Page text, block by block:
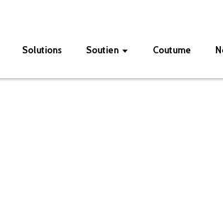
Solutions Soutien Coutume